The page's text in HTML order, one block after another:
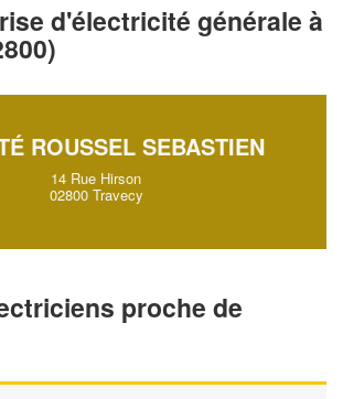
d'électricité générale à
ROUSSEL SEBASTIEN
14 Rue Hirson
02800 Travecy
proche de
Augmentez votre